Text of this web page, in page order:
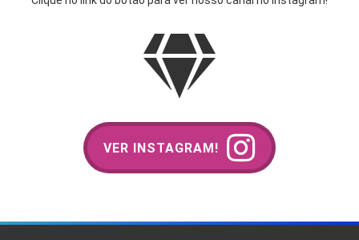
VER INSTAGRAM!